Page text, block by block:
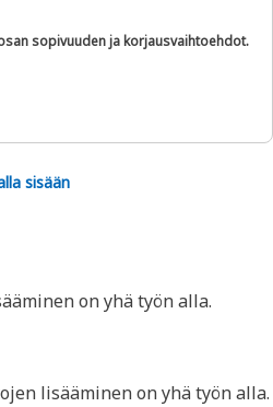
sopivuuden ja korjausvaihtoehdot.
sisään
on yhä työn alla.
lisääminen on yhä työn alla.